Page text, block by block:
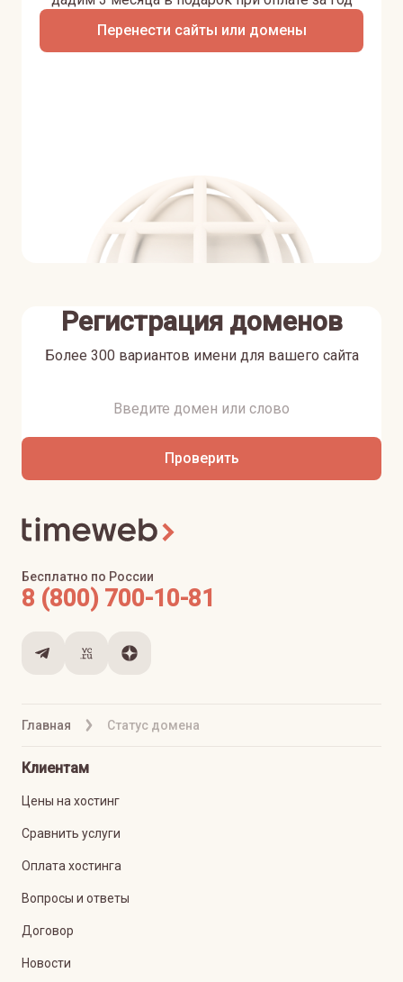
Перенести сайты или домены
Регистрация доменов
Более 300 вариантов имени для вашего сайта
Проверить
Главная Статус домена
Бесплатно по России
8 (800) 700-10-81
Клиентам
Цены на хостинг
Сравнить услуги
Оплата хостинга
Вопросы и ответы
Договор
Новости